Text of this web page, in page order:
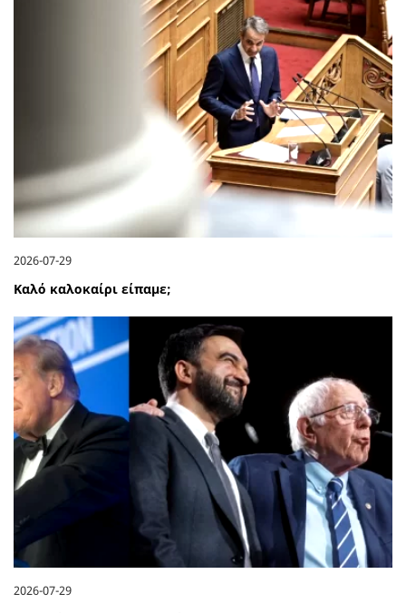
2026-07-29
Καλό καλοκαίρι είπαμε;
2026-07-29